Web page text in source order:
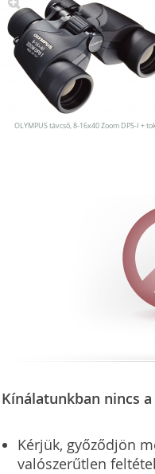
OLYMPUS távcső, 8-16x40 Zoom DPS-I +
Kínálatunkban nincs
Kérjük, győződjön
valószerűtlen